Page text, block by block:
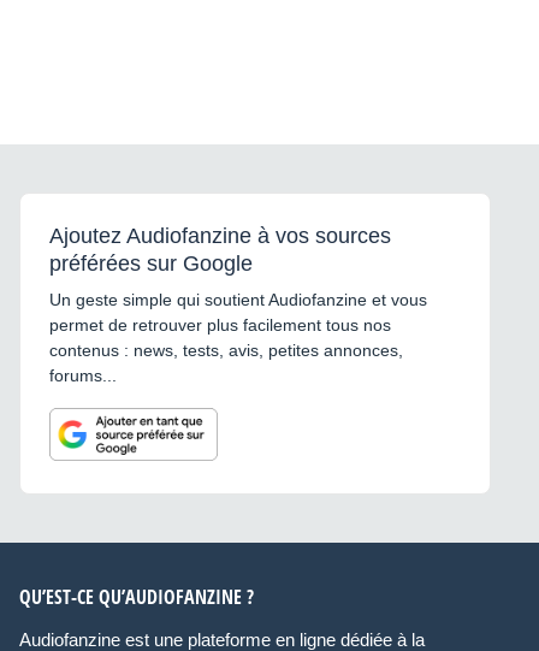
Ajoutez Audiofanzine à vos sources
préférées sur Google
Un geste simple qui soutient Audiofanzine et vous
permet de retrouver plus facilement tous nos
contenus : news, tests, avis, petites annonces,
forums...
QU’EST-CE QU’AUDIOFANZINE ?
Audiofanzine est une plateforme en ligne dédiée à la